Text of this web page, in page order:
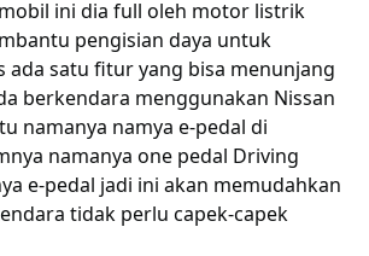
ini dia full oleh motor listrik
pengisian daya untuk
ada satu fitur yang bisa menunjang
berkendara menggunakan Nissan
namanya namya e-pedal di
namanya one pedal Driving
e-pedal jadi ini akan memudahkan
tidak perlu capek-capek